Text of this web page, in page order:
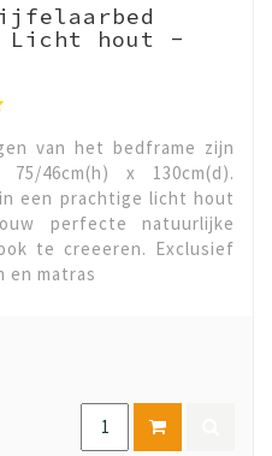
Licht hout -
van het bedframe zijn
75/46cm(h) x 130cm(d).
een prachtige licht hout
perfecte natuurlijke
te creeeren. Exclusief
en matras